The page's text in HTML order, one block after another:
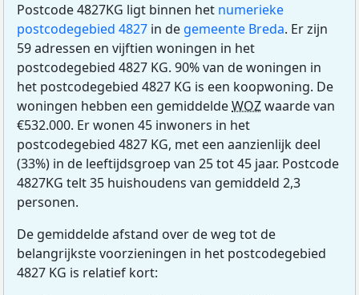
Postcode 4827KG ligt binnen het numerieke
postcodegebied 4827 in de gemeente Breda. Er zijn
59 adressen en vijftien woningen in het
postcodegebied 4827 KG. 90% van de woningen in
het postcodegebied 4827 KG is een koopwoning. De
woningen hebben een gemiddeldeWOZwaarde van
€532.000. Er wonen 45 inwoners in het
postcodegebied 4827 KG, met een aanzienlijk deel
(33%) in de leeftijdsgroep van 25 tot 45 jaar. Postcode
4827KG telt 35 huishoudens van gemiddeld 2,3
personen.
De gemiddelde afstand over de weg tot de
belangrijkste voorzieningen in het postcodegebied
4827 KG is relatief kort: